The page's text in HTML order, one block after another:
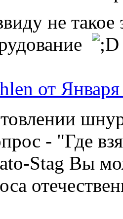
не такое
от
- "Где
Stag Вы